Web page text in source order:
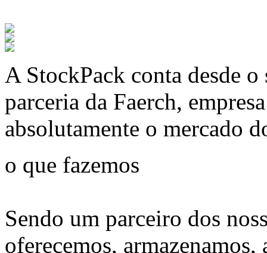
A StockPack conta desde
parceria da Faerch,
absolutamente o mercado
o que fazemos
Sendo um parceiro dos
oferecemos, armazenamos,